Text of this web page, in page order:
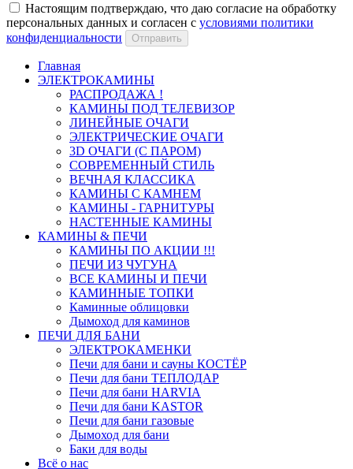
Настоящим подтверждаю, что даю согласие на обработку
персональных данных и согласен с условиями политики
конфиденциальности
Отправить
Главная
ЭЛЕКТРОКАМИНЫ
РАСПРОДАЖА !
КАМИНЫ ПОД ТЕЛЕВИЗОР
ЛИНЕЙНЫЕ ОЧАГИ
ЭЛЕКТРИЧЕСКИЕ ОЧАГИ
3D ОЧАГИ (С ПАРОМ)
СОВРЕМЕННЫЙ СТИЛЬ
ВЕЧНАЯ КЛАССИКА
КАМИНЫ С КАМНЕМ
КАМИНЫ - ГАРНИТУРЫ
НАСТЕННЫЕ КАМИНЫ
КАМИНЫ & ПЕЧИ
КАМИНЫ ПО АКЦИИ !!!
ПЕЧИ ИЗ ЧУГУНА
ВСЕ КАМИНЫ И ПЕЧИ
КАМИННЫЕ ТОПКИ
Каминные облицовки
Дымоход для каминов
ПЕЧИ ДЛЯ БАНИ
ЭЛЕКТРОКАМЕНКИ
Печи для бани и сауны КОСТЁР
Печи для бани ТЕПЛОДАР
Печи для бани HARVIA
Печи для бани KASTOR
Печи для бани газовые
Дымоход для бани
Баки для воды
Всё о нас